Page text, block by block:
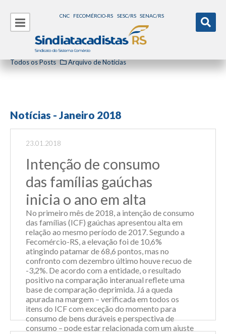
CNC FECOMÉRCIO-RS SESC/RS SENAC/RS
Todos os Posts Arquivo de Notícias
Notícias - Janeiro 2018
23.01.2018
Intenção de consumo
das famílias gaúchas
inicia o ano em alta
No primeiro mês de 2018, a intenção de consumo
das famílias (ICF) gaúchas apresentou alta em
relação ao mesmo período de 2017. Segundo a
Fecomércio-RS, a elevação foi de 10,6%
atingindo patamar de 68,6 pontos, mas no
confronto com dezembro último houve recuo de
-3,2%. De acordo com a entidade, o resultado
positivo na comparação interanual reflete uma
base de comparação deprimida. Já a queda
apurada na margem – verificada em todos os
itens do ICF com exceção do momento para
consumo de bens duráveis e perspectiva de
consumo – pode estar relacionada com um ajuste